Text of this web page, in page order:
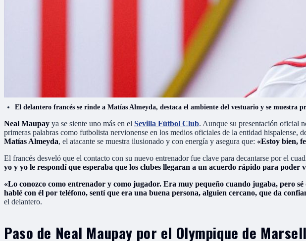
El delantero francés se rinde a Matías Almeyda, destaca el ambiente del vestuario y se muestra
Neal Maupay ya se siente uno más en el Sevilla Fútbol Club. Aunque su presentación oficial
primeras palabras como futbolista nervionense en los medios oficiales de la entidad hispalense,
Matías Almeyda, el atacante se muestra ilusionado y con energía y asegura que: «Estoy bien,
El francés desveló que el contacto con su nuevo entrenador fue clave para decantarse por el
yo y yo le respondí que esperaba que los clubes llegaran a un acuerdo rápido para poder
«Lo conozco como entrenador y como jugador. Era muy pequeño cuando jugaba, pero
hablé con él por teléfono, sentí que era una buena persona, alguien cercano, que da
el delantero.
Paso de Neal Maupay por el Olympique de